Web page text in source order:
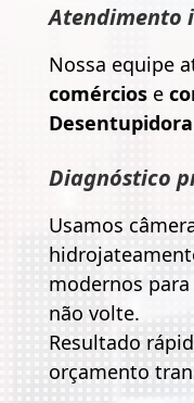
Atendimento
Nossa equipe
comérciose
Diagnóstico
Usamos
modernos
não volte.
Resultado
orçamento